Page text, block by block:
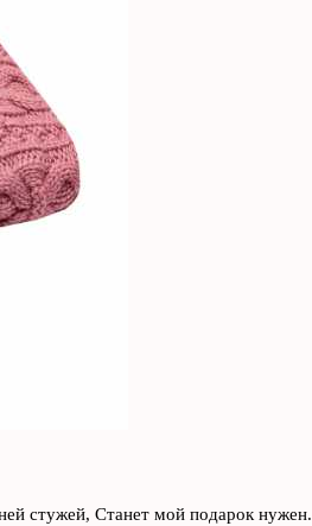
стужей, Станет мой подарок нужен.